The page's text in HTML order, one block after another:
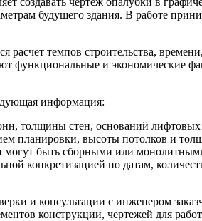
будущего здания. В работе
темпов строительства,
функциональные и экономические
информация:
толщины стен, оснований
планировки, высоты потолков и
быть сборными или
конкретизацией по датам,
и консультации с инженером
конструкции, чертежей для